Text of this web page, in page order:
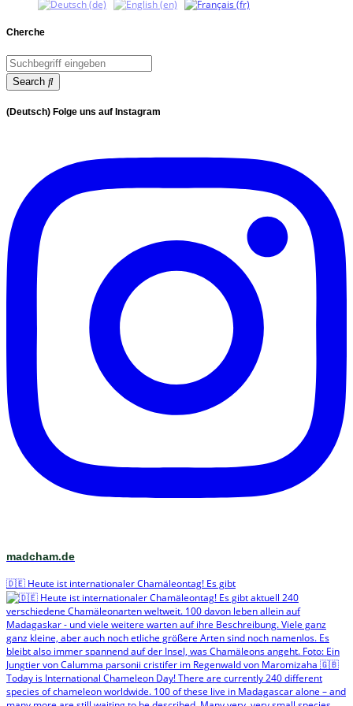
Cherche
Search
(Deutsch) Folge uns auf Instagram
madcham.de
🇩🇪 Heute ist internationaler Chamäleontag! Es gibt